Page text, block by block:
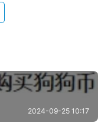
2024-09-25 10:17